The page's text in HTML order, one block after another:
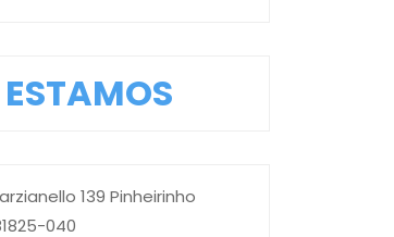
139 Pinheirinho
040